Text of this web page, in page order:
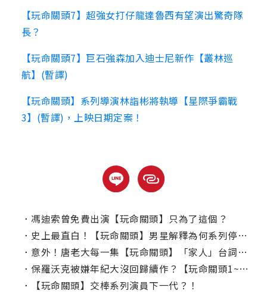
【玩命關頭7】超強女打仔龍達魯西有望演出驚奇隊
長？
【玩命關頭7】巨石強森加入迪士尼新作【叢林巡
航】(暫譯)
【玩命關頭】系列導演林詣彬將執導【星際爭霸戰
3】(暫譯)，上映日期定案！
． 馮迪索曾免費出演【玩命關頭】只為了這個？
． 史上最直白！【玩命關頭】男星解釋為何系列停不下來
． 意外！唐老大每一集【玩命關頭】「家人」台詞次數
． 保羅沃克被嫌年紀大沒回歸續作？【玩命關頭1~10】電影系列冷知識
．
【玩命關頭】交棒系列演員下一代？！